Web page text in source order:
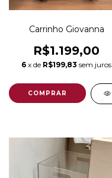
Carrinho Giovanna
R$1.199,00
6 x de R$199,83 sem juros